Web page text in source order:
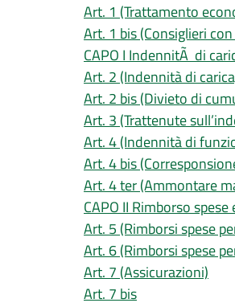
Art. 1 (Trattamento
Art. 1 bis (Consiglieri
CAPO I IndennitÃ di
Art. 2 (Indennità di
Art. 2 bis (Divieto di
Art. 3 (Trattenute
Art. 4 (Indennità di
Art. 4 bis
Art. 4 ter (Ammontare
CAPO II Rimborso
Art. 5 (Rimborsi spese
Art. 6 (Rimborsi spese
Art. 7 (Assicurazioni)
Art. 7 bis